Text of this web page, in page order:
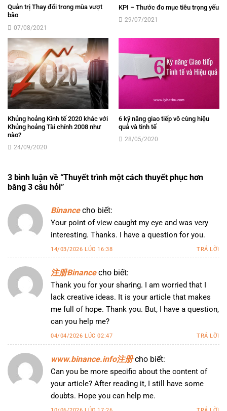
Quản trị Thay đổi trong mùa vượt
bão
07/08/2021
KPI – Thước đo mục tiêu trọng yếu
29/07/2021
Khủng hoảng Kinh tế 2020 khác với
Khủng hoảng Tài chính 2008 như
nào?
24/09/2020
6 kỹ năng giao tiếp vô cùng hiệu
quả và tinh tế
28/05/2020
3 bình luận về “Thuyết trình một cách thuyết phục hơn
bằng 3 câu hỏi”
Binance cho biết:
Your point of view caught my eye and was very
interesting. Thanks. I have a question for you.
14/03/2026 LÚC 16:38 TRẢ LỜI
注册Binance cho biết:
Thank you for your sharing. I am worried that I
lack creative ideas. It is your article that makes
me full of hope. Thank you. But, I have a question,
can you help me?
04/04/2026 LÚC 02:47 TRẢ LỜI
www.binance.info注册 cho biết:
Can you be more specific about the content of
your article? After reading it, I still have some
doubts. Hope you can help me.